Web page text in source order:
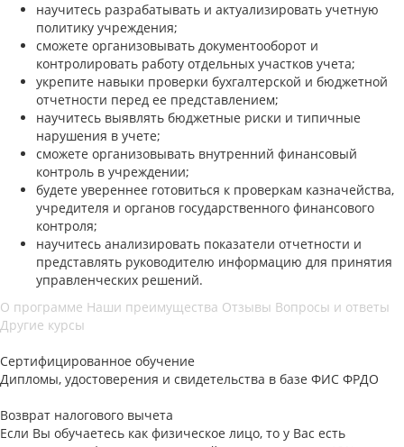
научитесь разрабатывать и актуализировать учетную
политику учреждения;
сможете организовывать документооборот и
контролировать работу отдельных участков учета;
укрепите навыки проверки бухгалтерской и бюджетной
отчетности перед ее представлением;
научитесь выявлять бюджетные риски и типичные
нарушения в учете;
сможете организовывать внутренний финансовый
контроль в учреждении;
будете увереннее готовиться к проверкам казначейства,
учредителя и органов государственного финансового
контроля;
научитесь анализировать показатели отчетности и
представлять руководителю информацию для принятия
управленческих решений.
О программе Наши преимущества Отзывы Вопросы и ответы
Другие курсы
Сертифицированное обучение
Дипломы, удостоверения и свидетельства в базе ФИС ФРДО
Возврат налогового вычета
Если Вы обучаетесь как физическое лицо, то у Вас есть